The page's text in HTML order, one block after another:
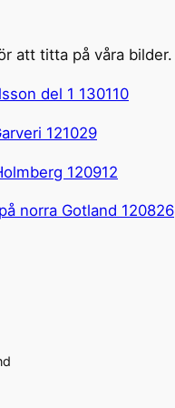
att titta på våra bilder.
del 1 130110
121029
120912
norra Gotland 120826